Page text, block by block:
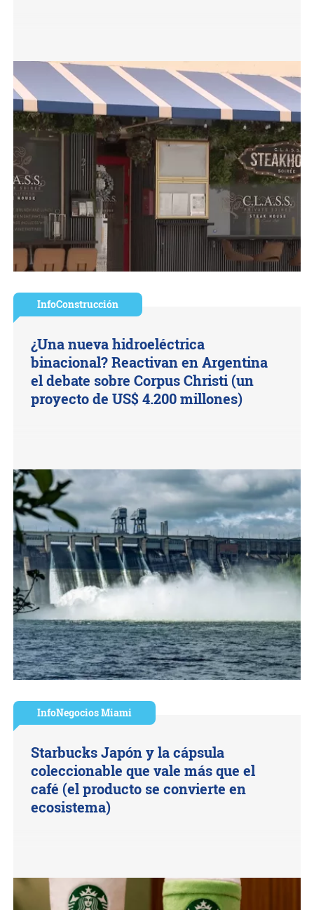
InfoConstrucción
¿Una nueva hidroeléctrica
binacional? Reactivan en Argentina
el debate sobre Corpus Christi (un
proyecto de US$ 4.200 millones)
InfoNegocios Miami
Starbucks Japón y la cápsula
coleccionable que vale más que el
café (el producto se convierte en
ecosistema)